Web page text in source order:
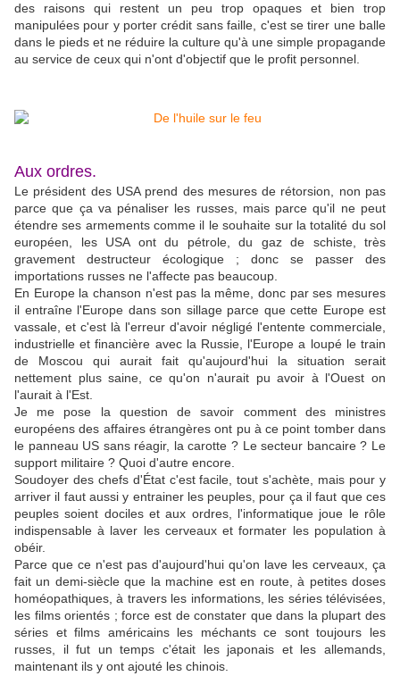
des raisons qui restent un peu trop opaques et bien trop
manipulées pour y porter crédit sans faille, c'est se tirer une balle
dans le pieds et ne réduire la culture qu'à une simple propagande
au service de ceux qui n'ont d'objectif que le profit personnel.
Aux ordres.
Le président des USA prend des mesures de rétorsion, non pas
parce que ça va pénaliser les russes, mais parce qu'il ne peut
étendre ses armements comme il le souhaite sur la totalité du sol
européen, les USA ont du pétrole, du gaz de schiste, très
gravement destructeur écologique ; donc se passer des
importations russes ne l'affecte pas beaucoup.
En Europe la chanson n'est pas la même, donc par ses mesures
il entraîne l'Europe dans son sillage parce que cette Europe est
vassale, et c'est là l'erreur d'avoir négligé l'entente commerciale,
industrielle et financière avec la Russie, l'Europe a loupé le train
de Moscou qui aurait fait qu'aujourd'hui la situation serait
nettement plus saine, ce qu'on n'aurait pu avoir à l'Ouest on
l'aurait à l'Est.
Je me pose la question de savoir comment des ministres
européens des affaires étrangères ont pu à ce point tomber dans
le panneau US sans réagir, la carotte ? Le secteur bancaire ? Le
support militaire ? Quoi d'autre encore.
Soudoyer des chefs d'État c'est facile, tout s'achète, mais pour y
arriver il faut aussi y entrainer les peuples, pour ça il faut que ces
peuples soient dociles et aux ordres, l'informatique joue le rôle
indispensable à laver les cerveaux et formater les population à
obéir.
Parce que ce n'est pas d'aujourd'hui qu'on lave les cerveaux, ça
fait un demi-siècle que la machine est en route, à petites doses
homéopathiques, à travers les informations, les séries télévisées,
les films orientés ; force est de constater que dans la plupart des
séries et films américains les méchants ce sont toujours les
russes, il fut un temps c'était les japonais et les allemands,
maintenant ils y ont ajouté les chinois.